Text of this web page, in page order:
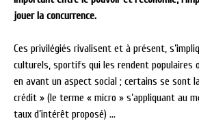
jouer la concurrence.
Ces privilégiés rivalisent et à présent,
culturels, sportifs qui les rendent
en avant un aspect social ; certains se sont
crédit » (le terme « micro » s’appliquant au
taux d’intérêt proposé) …